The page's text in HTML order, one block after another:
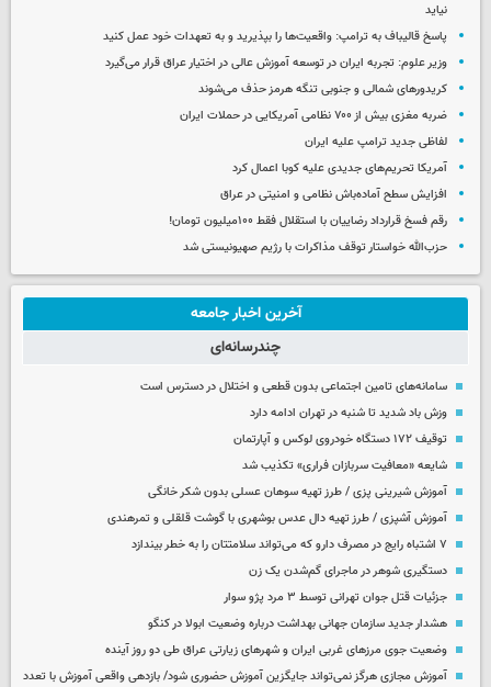
نیاید
پاسخ قالیباف به ترامپ: واقعیت‌ها را بپذیرید و به تعهدات خود عمل کنید
وزیر علوم: تجربه ایران در توسعه آموزش عالی در اختیار عراق قرار می‌گیرد
کریدورهای شمالی و جنوبی تنگه هرمز حذف می‌شوند
ضربه مغزی بیش از ۷۰۰ نظامی آمریکایی در حملات ایران
لفاظی جدید ترامپ علیه ایران
آمریکا تحریم‌های جدیدی علیه کوبا اعمال کرد
افزایش سطح آماده‌باش نظامی و امنیتی در عراق
رقم فسخ قرارداد رضاییان با استقلال فقط ۱۰۰میلیون تومان!
حزب‌الله خواستار توقف مذاکرات با رژیم صهیونیستی شد
آخرین اخبار جامعه
چندرسانه‌ای
سامانه‌های تامین اجتماعی بدون قطعی و اختلال در دسترس است
وزش باد شدید تا شنبه در تهران ادامه دارد
توقیف ۱۷۲ دستگاه خودروی لوکس و آپارتمان
شایعه «معافیت سربازان فراری» تکذیب شد
آموزش شیرینی پزی / طرز تهیه سوهان عسلی بدون شکر خانگی
آموزش آشپزی / طرز تهیه دال عدس بوشهری با گوشت قلقلی و تمرهندی
۷ اشتباه رایج در مصرف دارو که می‌تواند سلامتتان را به خطر بیندازد
دستگیری شوهر در ماجرای گم‌شدن یک زن
جزئیات قتل جوان تهرانی توسط ۳ مرد پژو سوار
هشدار جدید سازمان جهانی بهداشت درباره وضعیت ابولا در کنگو
وضعیت جوی مرزهای غربی ایران و شهرهای زیارتی عراق طی دو روز آینده
آموزش مجازی هرگز نمی‌تواند جایگزین آموزش حضوری شود/ بازدهی واقعی آموزش با تعدد